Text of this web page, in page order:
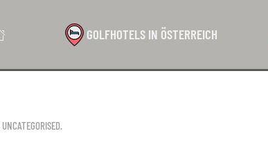
GOLFHOTELS IN ÖSTERREICH
UNCATEGORISED.